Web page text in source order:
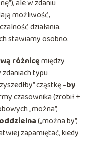
ale w zdaniu
możliwość,
działania.
stawiamy osobno.
różnicęmiędzy
typu
cząstkę-by
czasownika (zrobił +
„można”,
oddzielna(„można by”,
zapamiętać, kiedy